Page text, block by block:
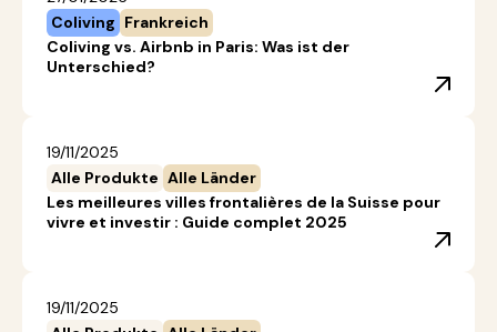
Coliving Frankreich
Coliving vs. Airbnb in Paris: Was ist der
Unterschied?
19/11/2025
Alle Produkte Alle Länder
Les meilleures villes frontalières de la Suisse pour
vivre et investir : Guide complet 2025
19/11/2025